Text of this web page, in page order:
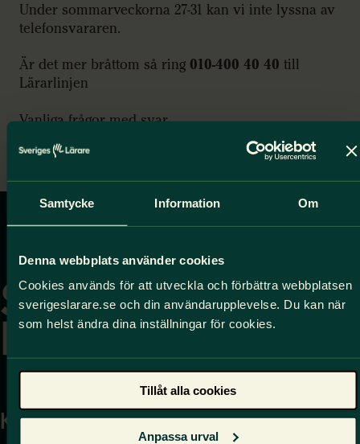
Samtycke Information Om
Denna webbplats använder cookies
Cookies används för att utveckla och förbättra webbplatsen
sverigeslarare.se och din användarupplevelse. Du kan när
som helst ändra dina inställningar för cookies.
Tillåt alla cookies
Anpassa urval
Under sommarveckorna 27-31 kan vi inte lyssna av
telefonsvararen.
Är det mer bråttom så ring 010-400 40 40 till
Lärarlinjen
Vanliga frågor med svar
Styrelsen Sveriges Lärare Halmstad
startsidan
Kontakta Press